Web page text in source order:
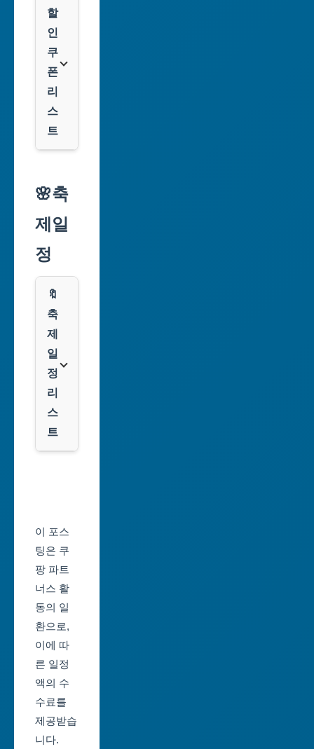
광
역
시
대
인
광
역
주
광
역
시
대
전
광
광
역
시
세
종
특
할
인
쿠
폰
리
스
트
리
스
레
쿠
팡
클
룩
🌸축
제일
정
🔖
축
제
일
정
리
스
트
일
정
부
산
제
대
구
이 포스
팅은 쿠
팡 파트
너스 활
동의 일
환으로,
이에 따
른 일정
액의 수
수료를
제공받습
니다.